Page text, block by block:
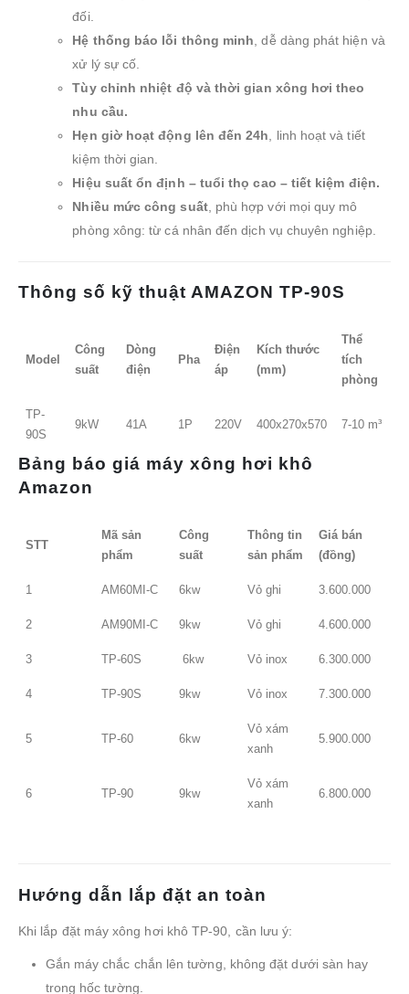
đối.
Hệ thống báo lỗi thông minh, dễ dàng phát hiện và
xử lý sự cố.
Tùy chỉnh nhiệt độ và thời gian xông hơi theo
nhu cầu.
Hẹn giờ hoạt động lên đến 24h, linh hoạt và tiết
kiệm thời gian.
Hiệu suất ổn định – tuổi thọ cao – tiết kiệm điện.
Nhiều mức công suất, phù hợp với mọi quy mô
phòng xông: từ cá nhân đến dịch vụ chuyên nghiệp.
Thông số kỹ thuật AMAZON TP-90S
Model
Công
suất
Dòng
điện
Pha
Điện
áp
Kích thước
(mm)
Thể
tích
phòng
TP-
90S
9kW 41A 1P 220V 400x270x570 7-10 m³
Bảng báo giá máy xông hơi khô
Amazon
STT
Mã sản
phẩm
Công
suất
Thông tin
sản phẩm
Giá bán
(đồng)
1 AM60MI-C 6kw Vỏ ghi 3.600.000
2 AM90MI-C 9kw Vỏ ghi 4.600.000
3 TP-60S 6kw Vỏ inox 6.300.000
4 TP-90S 9kw Vỏ inox 7.300.000
5 TP-60 6kw
Vỏ xám
xanh
5.900.000
6 TP-90 9kw
Vỏ xám
xanh
6.800.000
Hướng dẫn lắp đặt an toàn
Khi lắp đặt máy xông hơi khô TP-90, cần lưu ý:
Gắn máy chắc chắn lên tường, không đặt dưới sàn hay
trong hốc tường.